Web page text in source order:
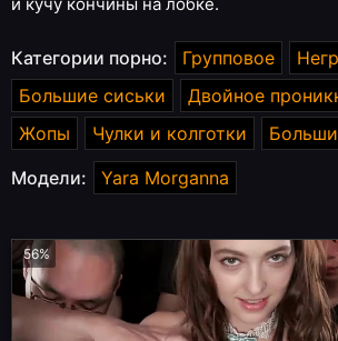
Категории порно: Групповое
Большие сиськи
Двойное
Жопы
Чулки и колготки
Модели:
Yara Morganna
56%